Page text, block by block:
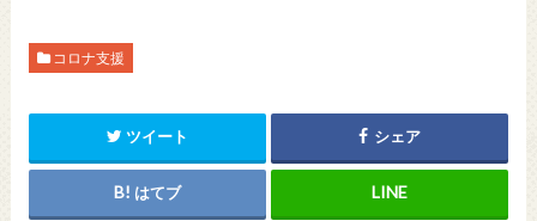
コロナ支援
ツイート シェア
はてブ